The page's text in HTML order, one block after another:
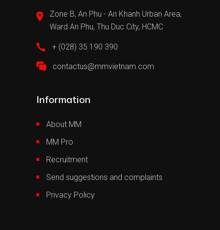
Zone B, An Phu - An Khanh Urban Area,
Ward An Phu, Thu Duc City, HCMC
+ (028) 35 190 390
contactus@mmvietnam.com
Information
About MM
MM Pro
Recruitment
Send suggestions and complaints
Privacy Policy